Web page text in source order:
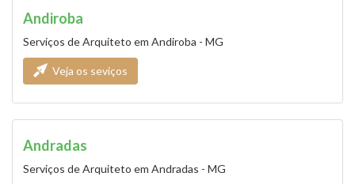
Andiroba
Serviços de Arquiteto em Andiroba - MG
Veja os seviços
Andradas
Serviços de Arquiteto em Andradas - MG